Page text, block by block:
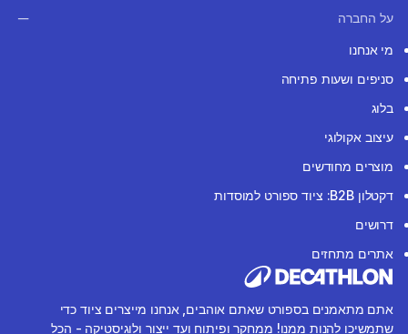
על החברה
מי אנחנו
סניפים ושעות פתיחה
בלוג
עיצוב אקולוגי
מוצרים מחודשים
דקטלון B2B: ציוד ספורט למוסדות
דרושים
אתרים מתחזים
אתם מתאמנים בספורט שאתם אוהבים, אנחנו מייצרים ציוד כדי
שתמשיכו להנות ממנו! ממחקר ופיתוח ועד ייצור ולוגיסטיקה - הכל